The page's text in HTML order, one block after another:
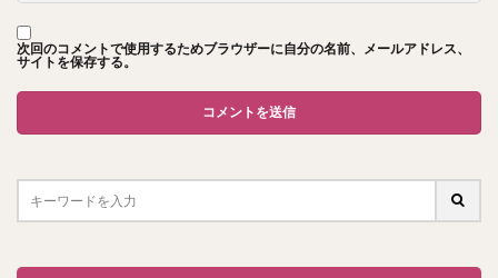
次回のコメントで使用するためブラウザーに自分の名前、メールアドレス、
サイトを保存する。